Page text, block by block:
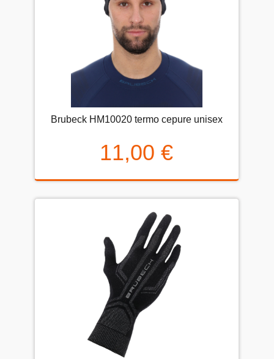
Brubeck HM10020 termo cepure unisex
11,00 €